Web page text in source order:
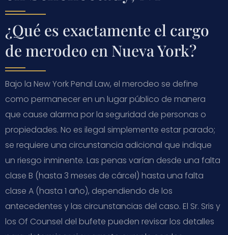
¿Qué es exactamente el cargo
de merodeo en Nueva York?
Bajo la New York Penal Law, el merodeo se define
como permanecer en un lugar público de manera
que cause alarma por la seguridad de personas o
propiedades. No es ilegal simplemente estar parado;
se requiere una circunstancia adicional que indique
un riesgo inminente. Las penas varían desde una falta
clase B (hasta 3 meses de cárcel) hasta una falta
clase A (hasta 1 año), dependiendo de los
antecedentes y las circunstancias del caso. El Sr. Sris y
los Of Counsel del bufete pueden revisar los detalles